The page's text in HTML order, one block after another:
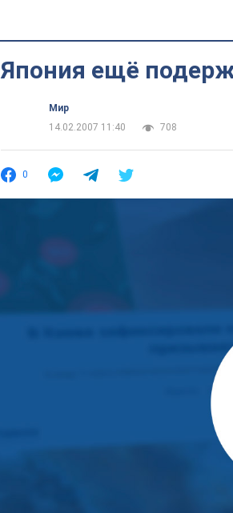
Япония ещё
Мир
14.02.2007 11:40
708
0